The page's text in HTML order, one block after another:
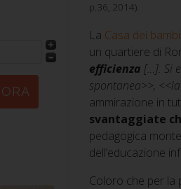
p.36, 2014).
La Casa dei
un quartiere di
efficienza […]. Si
spontanea>>,
ammirazione in
svantaggiate
pedagogica
dell’educazione
Coloro che per la